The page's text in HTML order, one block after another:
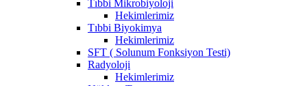
Tıbbi Mikrobiyoloji
Hekimlerimiz
Tıbbi Biyokimya
Hekimlerimiz
SFT ( Solunum Fonksiyon Testi)
Radyoloji
Hekimlerimiz